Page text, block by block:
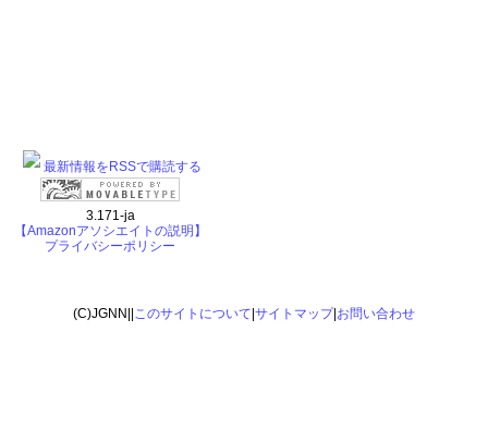
最新情報をRSSで購読する
3.171-ja
【Amazonアソシエイトの説明】
プライバシーポリシー
(C)JGNN|| このサイトについて サイトマップ| お問い合わせ